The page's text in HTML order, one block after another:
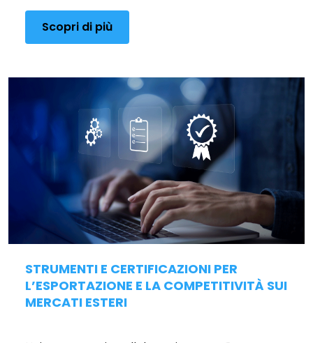
Scopri di più
STRUMENTI E CERTIFICAZIONI PER
L’ESPORTAZIONE E LA COMPETITIVITÀ SUI
MERCATI ESTERI